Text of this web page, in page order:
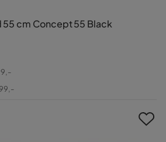
cm Concept 55 Black